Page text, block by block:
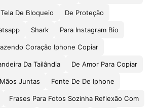
De Bloqueio De Proteção
Shark Para Instagram Bio
Coração Iphone Copiar
Da Tailândia De Amor Para Copiar
Juntas Fonte De De Iphone
Frases Para Fotos Sozinha Reflexão Com